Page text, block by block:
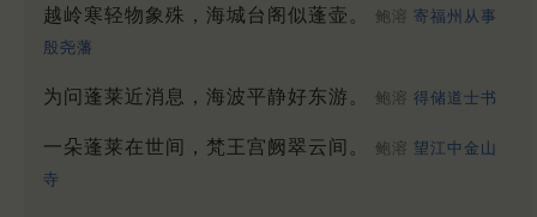
越岭寒轻物象殊，海城台阁似蓬壶。 鲍溶 寄福州从事
殷尧藩
为问蓬莱近消息，海波平静好东游。 鲍溶 得储道士书
一朵蓬莱在世间，梵王宫阙翠云间。 鲍溶 望江中金山
寺